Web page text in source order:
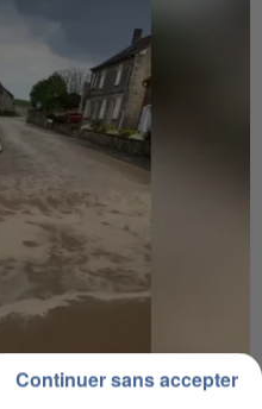
Continuer sans accepter